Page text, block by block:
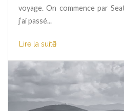
voyage. On commence par
j’ai passé...
Lire la suite